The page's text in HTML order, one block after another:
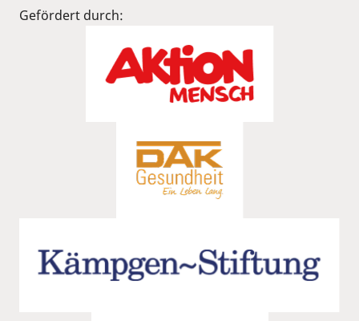
Gefördert durch: